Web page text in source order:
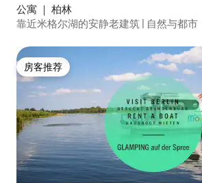
公寓 ｜ 柏林
靠近米格尔湖的安静老建筑 | 自然与都市
房客推荐
房客推荐